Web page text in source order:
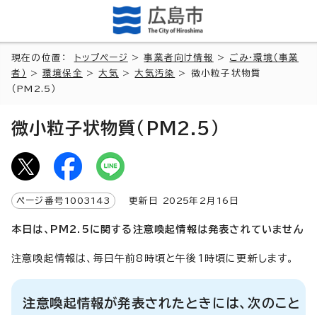
現在の位置： トップページ >事業者向け情報 > ごみ・環境（事業
者）
>環境保全 >大気 >大気汚染
> 微小粒子状物質
（PM2.5）
微小粒子状物質（PM2.5）
ページ番号 1003143 更新日 2025年2月 16 日
本日は、PM2.5に関する注意喚起情報は発表されていません
注意喚起情報は、毎日午前8時頃と午後1時頃に更新します。
注意喚起情報が発表されたときには、次のこと